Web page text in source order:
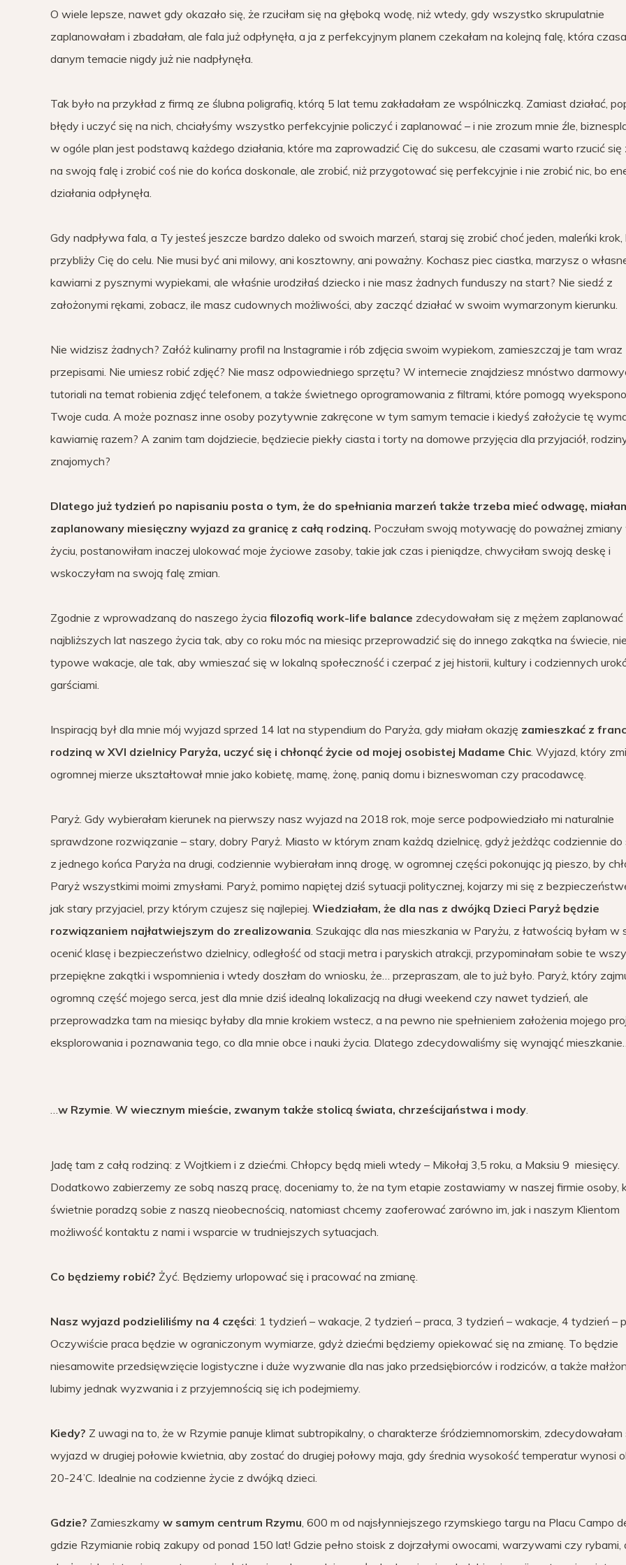
O wiele lepsze, nawet gdy okazało się, że rzuciłam się na głęboką wodę, niż wtedy, gdy wszystko skrupulatnie
zaplanowałam i zbadałam, ale fala już odpłynęła, a ja z perfekcyjnym planem czekałam na kolejną falę, która
danym temacie nigdy już nie nadpłynęła.
Tak było na przykład z firmą ze ślubna poligrafią, którą 5 lat temu zakładałam ze wspólniczką. Zamiast działać,
błędy i uczyć się na nich, chciałyśmy wszystko perfekcyjnie policzyć i zaplanować – i nie zrozum mnie źle,
w ogóle plan jest podstawą każdego działania, które ma zaprowadzić Cię do sukcesu, ale czasami warto rzucić się
na swoją falę i zrobić coś nie do końca doskonale, ale zrobić, niż przygotować się perfekcyjnie i nie zrobić nic, bo
działania odpłynęła.
Gdy nadpływa fala, a Ty jesteś jeszcze bardzo daleko od swoich marzeń, staraj się zrobić choć jeden, maleńki
przybliży Cię do celu. Nie musi być ani milowy, ani kosztowny, ani poważny. Kochasz piec ciastka, marzysz o
kawiarni z pysznymi wypiekami, ale właśnie urodziłaś dziecko i nie masz żadnych funduszy na start? Nie siedź z
założonymi rękami, zobacz, ile masz cudownych możliwości, aby zacząć działać w swoim wymarzonym kierunku.
Nie widzisz żadnych? Załóż kulinarny profil na Instagramie i rób zdjęcia swoim wypiekom, zamieszczaj je tam wraz
przepisami. Nie umiesz robić zdjęć? Nie masz odpowiedniego sprzętu? W internecie znajdziesz mnóstwo
tutoriali na temat robienia zdjęć telefonem, a także świetnego oprogramowania z filtrami, które pomogą
Twoje cuda. A może poznasz inne osoby pozytywnie zakręcone w tym samym temacie i kiedyś założycie tę
kawiarnię razem? A zanim tam dojdziecie, będziecie piekły ciasta i torty na domowe przyjęcia dla przyjaciół,
znajomych?
Dlatego już tydzień po napisaniu posta o tym, że do spełniania marzeń także trzeba mieć odwagę,
zaplanowany miesięczny wyjazd za granicę z całą rodziną. Poczułam swoją motywację do poważnej zmiany
życiu, postanowiłam inaczej ulokować moje życiowe zasoby, takie jak czas i pieniądze, chwyciłam swoją deskę i
wskoczyłam na swoją falę zmian.
Zgodnie z wprowadzaną do naszego życia filozofią work-life balance zdecydowałam się z mężem zaplanować
najbliższych lat naszego życia tak, aby co roku móc na miesiąc przeprowadzić się do innego zakątka na świecie,
typowe wakacje, ale tak, aby wmieszać się w lokalną społeczność i czerpać z jej historii, kultury i codziennych
garściami.
Inspiracją był dla mnie mój wyjazd sprzed 14 lat na stypendium do Paryża, gdy miałam okazję zamieszkać z
rodziną w XVI dzielnicy Paryża, uczyć się i chłonąć życie od mojej osobistej Madame Chic . Wyjazd, który
ogromnej mierze ukształtował mnie jako kobietę, mamę, żonę, panią domu i bizneswoman czy pracodawcę.
Paryż. Gdy wybierałam kierunek na pierwszy nasz wyjazd na 2018 rok, moje serce podpowiedziało mi naturalnie
sprawdzone rozwiązanie – stary, dobry Paryż. Miasto w którym znam każdą dzielnicę, gdyż jeżdżąc codziennie do
z jednego końca Paryża na drugi, codziennie wybierałam inną drogę, w ogromnej części pokonując ją pieszo, by
Paryż wszystkimi moimi zmysłami. Paryż, pomimo napiętej dziś sytuacji politycznej, kojarzy mi się z
jak stary przyjaciel, przy którym czujesz się najlepiej. Wiedziałam, że dla nas z dwójką Dzieci Paryż będzie
rozwiązaniem najłatwiejszym do zrealizowania . Szukając dla nas mieszkania w Paryżu, z łatwością byłam w
ocenić klasę i bezpieczeństwo dzielnicy, odległość od stacji metra i paryskich atrakcji, przypominałam sobie te
przepiękne zakątki i wspomnienia i wtedy doszłam do wniosku, że… przepraszam, ale to już było. Paryż, który
ogromną część mojego serca, jest dla mnie dziś idealną lokalizacją na długi weekend czy nawet tydzień, ale
przeprowadzka tam na miesiąc byłaby dla mnie krokiem wstecz, a na pewno nie spełnieniem założenia mojego
eksplorowania i poznawania tego, co dla mnie obce i nauki życia. Dlatego zdecydowaliśmy się wynająć
w Rzymie W wiecznym mieście, zwanym także stolicą świata, chrześcijaństwa i mody
Jadę tam z całą rodziną: z Wojtkiem i z dziećmi. Chłopcy będą mieli wtedy – Mikołaj 3,5 roku, a Maksiu 9 miesięcy.
Dodatkowo zabierzemy ze sobą naszą pracę, doceniamy to, że na tym etapie zostawiamy w naszej firmie osoby,
świetnie poradzą sobie z naszą nieobecnością, natomiast chcemy zaoferować zarówno im, jak i naszym Klientom
możliwość kontaktu z nami i wsparcie w trudniejszych sytuacjach.
Co będziemy robić? Żyć. Będziemy urlopować się i pracować na zmianę.
Nasz wyjazd podzieliliśmy na 4 części: 1 tydzień – wakacje, 2 tydzień – praca, 3 tydzień – wakacje, 4 tydzień –
Oczywiście praca będzie w ograniczonym wymiarze, gdyż dziećmi będziemy opiekować się na zmianę. To będzie
niesamowite przedsięwzięcie logistyczne i duże wyzwanie dla nas jako przedsiębiorców i rodziców, a także
lubimy jednak wyzwania i z przyjemnością się ich podejmiemy.
Kiedy? Z uwagi na to, że w Rzymie panuje klimat subtropikalny, o charakterze śródziemnomorskim, zdecydowałam
wyjazd w drugiej połowie kwietnia, aby zostać do drugiej połowy maja, gdy średnia wysokość temperatur wynosi
20-24’C. Idealnie na codzienne życie z dwójką dzieci.
Gdzie? Zamieszkamy w samym centrum Rzymu , 600 m od najsłynniejszego rzymskiego targu na Placu Campo
gdzie Rzymianie robią zakupy od ponad 150 lat! Gdzie pełno stoisk z dojrzałymi owocami, warzywami czy rybami,